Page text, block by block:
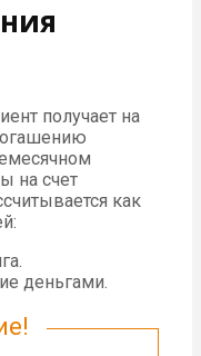
получает на
на счет
как
деньгами.